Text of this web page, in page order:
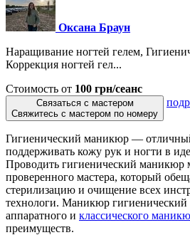
Оксана Браун
Наращивание ногтей гелем,
Коррекция ногтей гел...
Стоимость от 100 грн/сеанс
Связаться с мастером
Свяжитесь с мастером по номеру
Гигиенический маникюр —
поддерживать кожу рук и ногти в
Проводить гигиенический маникюр
проверенного мастера, который
стерилизацию и очищение всех
технологи. Маникюр гигиенический
аппаратного и классического
преимуществ.